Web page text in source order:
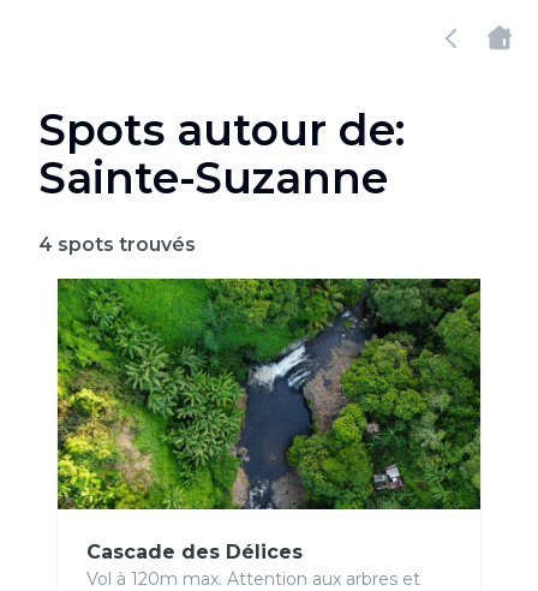
Spots autour de:
Sainte-Suzanne
4 spots trouvés
Cascade des Délices
Vol à 120m max. Attention aux arbres et